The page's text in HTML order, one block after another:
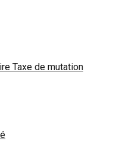
Taxe de mutation